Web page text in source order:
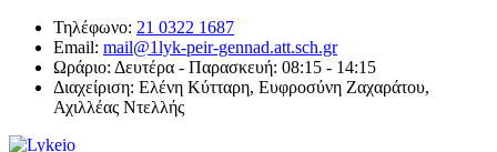
Τηλέφωνο: 21 0322 1687
Email: mail@1lyk-peir-gennad.att.sch.gr
Ωράριο: Δευτέρα - Παρασκευή: 08:15 - 14:15
Διαχείριση: Ελένη Κύτταρη, Ευφροσύνη Ζαχαράτου,
Αχιλλέας Ντελλής